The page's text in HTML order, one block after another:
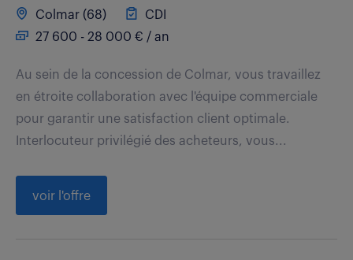
Colmar (68)
CDI
27 600 - 28 000 € / an
Au sein de la concession de Colmar, vous travaillez
en étroite collaboration avec l'équipe commerciale
pour garantir une satisfaction client optimale.
Interlocuteur privilégié des acheteurs, vous...
voir l'offre